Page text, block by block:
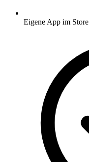
Eigene App im Store